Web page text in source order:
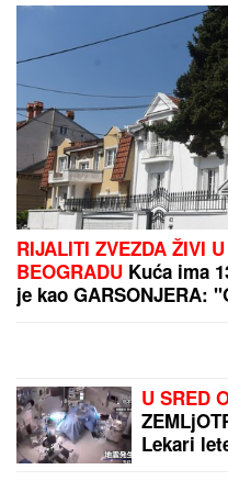
PREPORUKA ZA VAS
"ZLO ĆE SE
"OVO JE